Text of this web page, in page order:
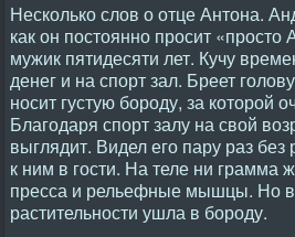
Несколько слов о отце Антона.
как он постоянно просит
мужик пятидесяти лет. Кучу
денег и на спорт зал. Бреет
носит густую бороду, за которой
Благодаря спорт залу на свой
выглядит. Видел его пару раз без
к ним в гости. На теле ни грамма
пресса и рельефные мышцы. Но
растительности ушла в бороду.